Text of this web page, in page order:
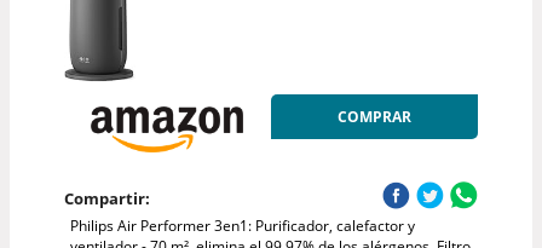
COMPRAR
Compartir:
Philips Air Performer 3en1: Purificador, calefactor y